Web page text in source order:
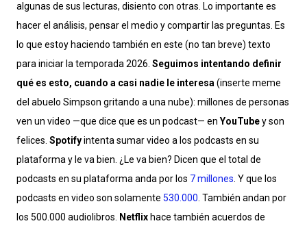
algunas de sus lecturas, disiento con otras. Lo importante es
hacer el análisis, pensar el medio y compartir las preguntas. Es
lo que estoy haciendo también en este (no tan breve) texto
para iniciar la temporada 2026. Seguimos intentando definir
qué es esto, cuando a casi nadie le interesa(inserte meme
del abuelo Simpson gritando a una nube): millones de personas
ven un video —que dice que es un podcast— en YouTubey son
felices. Spotifyintenta sumar video a los podcasts en su
plataforma y le va bien. ¿Le va bien? Dicen que el total de
podcasts en su plataforma anda por los 7 millones. Y que los
podcasts en video son solamente 530.000. También andan por
los 500.000 audiolibros. Netflix hace también acuerdos de